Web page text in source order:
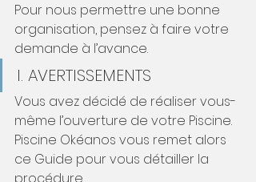
Pour nous permettre une bonne
organisation, pensez à faire votre
demande à l’avance.
I. AVERTISSEMENTS
Vous avez décidé de réaliser vous-
même l’ouverture de votre Piscine.
Piscine Okéanos vous remet alors
ce Guide pour vous détailler la